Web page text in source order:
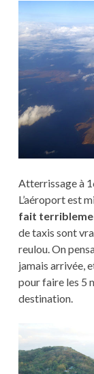
Atterrissage à
L’aéroport est
fait
de taxis sont
reulou. On
jamais arrivée,
pour faire les 5
destination.